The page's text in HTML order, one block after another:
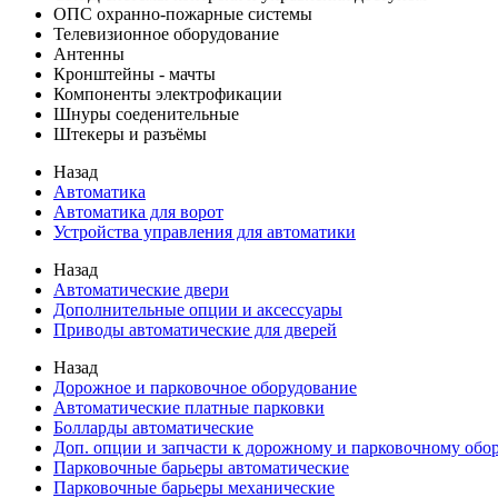
ОПС охранно-пожарные системы
Телевизионное оборудование
Антенны
Кронштейны - мачты
Компоненты электрофикации
Шнуры соеденительные
Штекеры и разъёмы
Назад
Автоматика
Автоматика для ворот
Устройства управления для автоматики
Назад
Автоматические двери
Дополнительные опции и аксессуары
Приводы автоматические для дверей
Назад
Дорожное и парковочное оборудование
Автоматические платные парковки
Болларды автоматические
Доп. опции и запчасти к дорожному и парковочному
Парковочные барьеры автоматические
Парковочные барьеры механические